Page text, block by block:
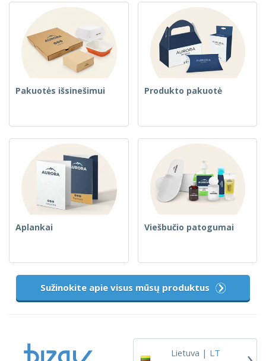
Pakuotės išsinešimui Produkto pakuotė
Aplankai Viešbučio patogumai
Sužinokite apie visus mūsų produktus
Lietuva | LT